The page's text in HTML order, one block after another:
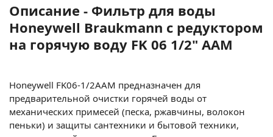
Описание - Фильтр для воды
Honeywell Braukmann с редуктором
на горячую воду FK 06 1/2" ААМ
Honeywell FK06-1/2AAM предназначен для
предварительной очистки горячей воды от
механических примесей (песка, ржавчины, волокон
пеньки) и защиты сантехники и бытовой техники,